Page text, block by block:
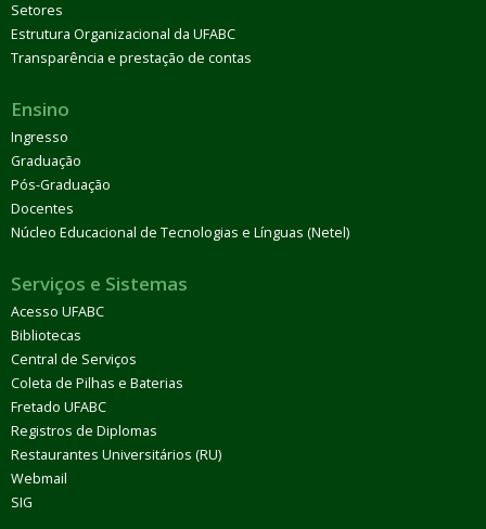
Setores
Estrutura Organizacional da UFABC
Transparência e prestação de contas
Ensino
Ingresso
Graduação
Pós-Graduação
Docentes
Núcleo Educacional de Tecnologias e Línguas (Netel)
Serviços e Sistemas
Acesso UFABC
Bibliotecas
Central de Serviços
Coleta de Pilhas e Baterias
Fretado UFABC
Registros de Diplomas
Restaurantes Universitários (RU)
Webmail
SIG